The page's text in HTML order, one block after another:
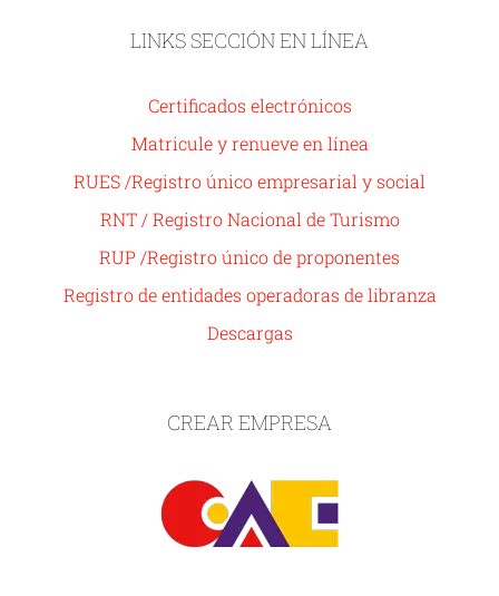
LINKS SECCIÓN EN LÍNEA
Certificados electrónicos
Matricule y renueve en línea
RUES /Registro único empresarial y social
RNT / Registro Nacional de Turismo
RUP /Registro único de proponentes
Registro de entidades operadoras de libranza
Descargas
CREAR EMPRESA